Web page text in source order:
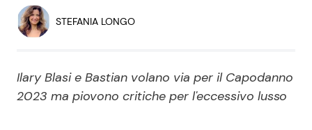
Economia
Persone Scomparse Programmi TV
STEFANIA LONGO
Ilary Blasi e Bastian volano via per il Capodanno
2023 ma piovono critiche per l'eccessivo lusso